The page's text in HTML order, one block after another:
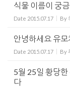
식물 이름이 궁
Date 2015.07.17 By
안녕하세요 유
Date 2015.07.17 By
5월 25일 황당
다